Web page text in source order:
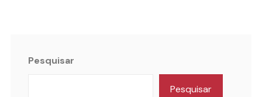
Pesquisar
Pesquisar